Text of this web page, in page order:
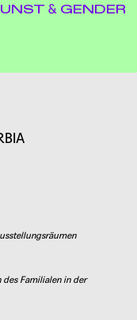
&GENDER
Familialen in der